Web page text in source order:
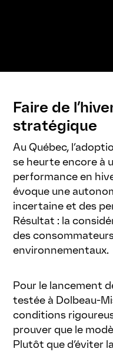
Faire de
stratégique
Au Québec,
se heurte encore à
performance en
évoque une
incertaine et des
Résultat : la
des
environnementaux.
Pour le lancement
testée à Dolbeau-
conditions
prouver que le
Plutôt que d’éviter